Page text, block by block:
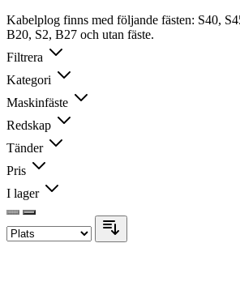
Kabelplog finns med följande fästen: S40,
B20, S2, B27 och utan fäste.
Filtrera
Kategori
Maskinfäste
Redskap
Tänder
Pris
I lager